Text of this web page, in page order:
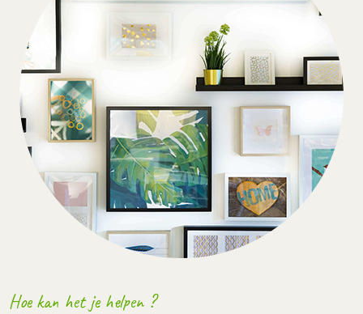
Hoe kan het je helpen ?